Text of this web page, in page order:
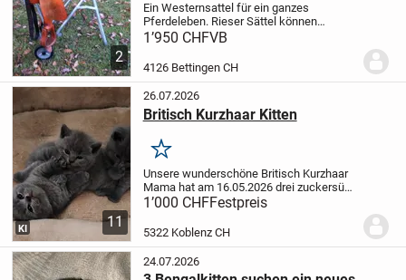
2
Ein Westernsattel für ein ganzes
Pferdeleben. Rieser Sättel können
jederzeit Pferd und Reiter kostengünstig
und von Top Qualität. Dieser Sattel ist
sehr gut...
1’950 CHFVB
4126 Bettingen CH
11
KI
26.07.2026
Britisch Kurzhaar Kitten
Merken
Unsere wunderschöne Britisch Kurzhaar
Mama hat am 16.05.2026 drei zuckersüße
gesunde Kitten zur Welt gebracht.
kleinen sind sehr verspielt und haben
keine Angst vor uns Menschen. Sie sind
sehr...
1’000 CHFFestpreis
5322 Koblenz CH
24.07.2026